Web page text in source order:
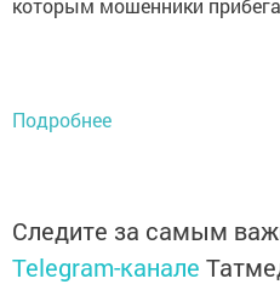
которым мошенники
Подробнее
Следите за самым
Telegram-канале